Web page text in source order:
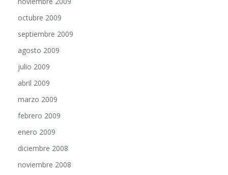
octubre 2009
septiembre 2009
agosto 2009
julio 2009
abril 2009
marzo 2009
febrero 2009
enero 2009
diciembre 2008
noviembre 2008
octubre 2008